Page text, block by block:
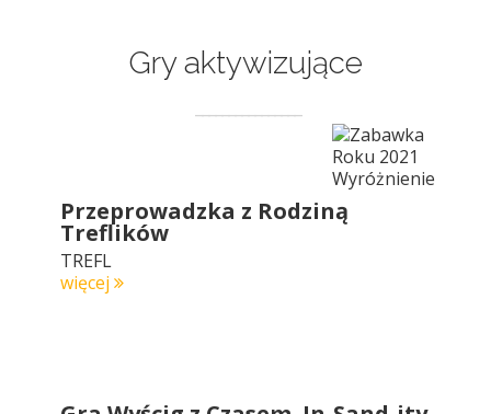
Gry aktywizujące
Przeprowadzka z Rodziną
Treflików
TREFL
więcej